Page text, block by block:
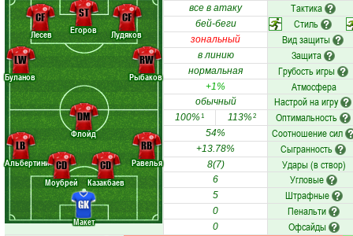
Макет
Альбертини
Моубрей
Казакбаев
Равелья
Буланов
Флойд
Рыбаков
Лесев Егоров Лудяков
GK
LB
CD
CD
RB
LW
DM
RW
CF ST CF
все в атаку Тактика
бей-беги Стиль
зональный Вид защиты
в линию Защита
нормальная Грубость игры
+1% Атмосфера
обычный Настрой на игру
100%1 113%2 Оптимальность
54% Соотношение сил
+13.78% Сыгранность
8(7) Удары (в створ)
6 Угловые
5 Штрафные
0 Пенальти
0 Офсайды